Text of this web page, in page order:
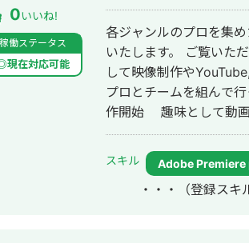
（その他実績） ◆『ウ
で視聴率一番を獲得 ◆
防衛大臣河野太郎イン
ツ』 国際オリンピッ
ム広告クリエイティブ
0いいね!
稼働ステータス
現在対応可能
各ジャンルのプロを集
いたします。 ご覧いただきありがとうございます！ 現在大阪でフリーランスと
して映像制作や
プロとチームを組んで行っております。 【経
作開始 趣味として動
画などを保護者や学校から依頼を受け作
校野球を3年間(2015
に対する知識を学び始め
学や企業様からお仕事
スキル Adobe Premiere
・・・ （登録スキ